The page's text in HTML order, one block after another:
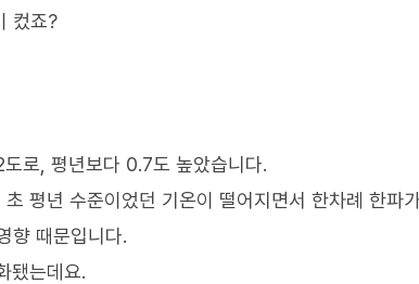
컸죠?
로, 평년보다 0.7도 높았습니다.
평년 수준이었던 기온이 떨어지면서 한차례 한파
향 때문입니다.
됐는데요.